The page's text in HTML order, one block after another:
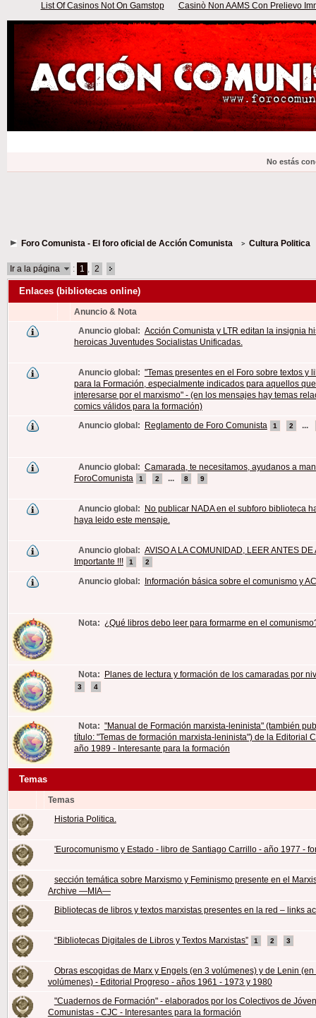
List Of Casinos Not On Gamstop Casinò Non AAMS Con Prelievo
No estás
Foro Comunista - El foro oficial de Acción Comunista Cultura Politica
Ir a la página : 1 2
Enlaces (bibliotecas online)
Anuncio & Nota
Anuncio global: Acción Comunista y LTR editan la insignia
heroicas Juventudes Socialistas Unificadas.
Anuncio global: "Temas presentes en el Foro sobre textos y
para la Formación, especialmente indicados para aquellos
interesarse por el marxismo" - (en los mensajes hay temas
comics válidos para la formación)
Anuncio global: Reglamento de Foro Comunista 1 2 ...
Anuncio global: Camarada, te necesitamos, ayudanos a
ForoComunista
1 2 ... 8 9
Anuncio global: No publicar NADA en el subforo biblioteca
haya leido este mensaje.
Anuncio global: AVISO A LA COMUNIDAD, LEER ANTES DE
Importante !!!
1 2
Anuncio global: Información básica sobre el comunismo y
Nota: ¿Qué libros debo leer para formarme en el
Nota: Planes de lectura y formación de los camaradas por
3 4
Nota: "Manual de Formación marxista-leninista" (también
título: "Temas de formación marxista-leninista") de la Editorial
año 1989 - Interesante para la formación
Temas
Temas
Historia Politica.
'Eurocomunismo y Estado - libro de Santiago Carrillo - año 1977 -
sección temática sobre Marxismo y Feminismo presente en el
Archive —MIA—
Bibliotecas de libros y textos marxistas presentes en la red – links
“Bibliotecas Digitales de Libros y Textos Marxistas” 1 2 3
Obras escogidas de Marx y Engels (en 3 volúmenes) y de Lenin (en
volúmenes) - Editorial Progreso - años 1961 - 1973 y 1980
"Cuadernos de Formación" - elaborados por los Colectivos de
Comunistas - CJC - Interesantes para la formación